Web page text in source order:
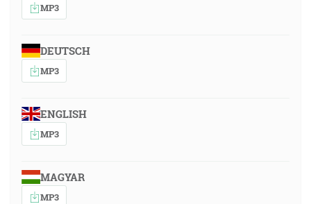
MP3
DEUTSCH
MP3
ENGLISH
MP3
MAGYAR
MP3